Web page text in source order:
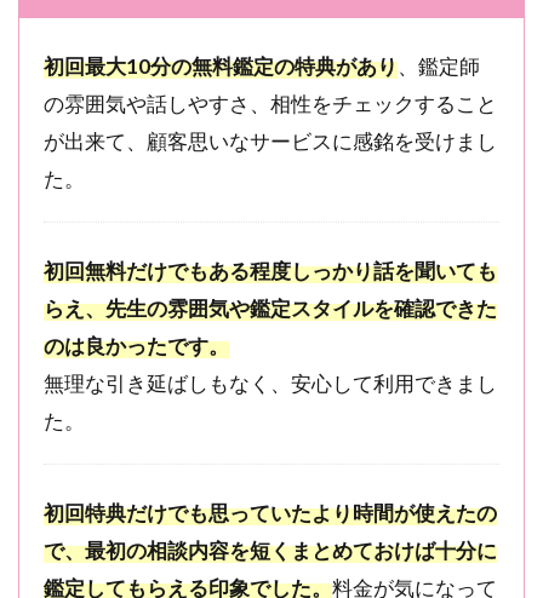
リ
ト
5.1
通話
負担
5.2
鑑定
料金
が相
場よ
り高
め
6
占い
ウィ
ルは
初回最大10分の無料鑑定の特典があり、鑑定師
の雰囲気や話しやすさ、相性をチェックすること
が出来て、顧客思いなサービスに感銘を受けまし
た。
初回無料だけでもある程度しっかり話を聞いても
らえ、先生の雰囲気や鑑定スタイルを確認できた
のは良かったです。
無理な引き延ばしもなく、安心して利用できまし
た。
初回特典だけでも思っていたより時間が使えたの
で、最初の相談内容を短くまとめておけば十分に
鑑定してもらえる印象でした。料金が気になって